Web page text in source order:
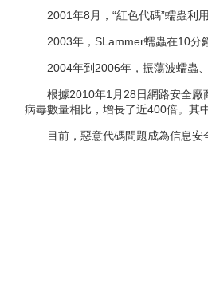
2001年8月，“紅色代碼”蠕蟲利用
2003年，SLammer蠕蟲在10分鐘
2004年到2006年，振蕩波蠕蟲、
根據2010年1月28日網路安全廠商
病毒數量相比，增長了近400倍。其
目前，惡意代碼問題成為信息安全